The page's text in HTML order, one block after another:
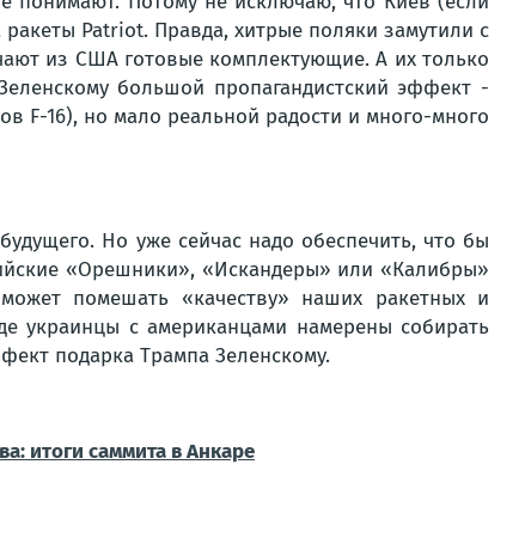
Patriot. Правда, хитрые поляки замутили с
из США готовые комплектующие. А их только
большой пропагандистский эффект -
F-16), но мало реальной радости и много-много
Но уже сейчас надо обеспечить, что бы
«Орешники», «Искандеры» или «Калибры»
помешать «качеству» наших ракетных и
украинцы с американцами намерены собирать
подарка Трампа Зеленскому.
итоги саммита в Анкаре